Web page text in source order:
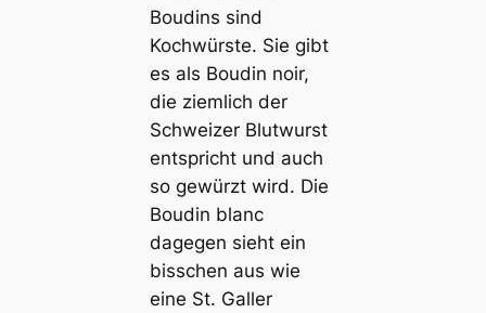
Boudins sind
Kochwürste. Sie gibt
es als Boudin noir,
die ziemlich der
Schweizer Blutwurst
entspricht und auch
so gewürzt wird. Die
Boudin blanc
dagegen sieht ein
bisschen aus wie
eine St. Galler